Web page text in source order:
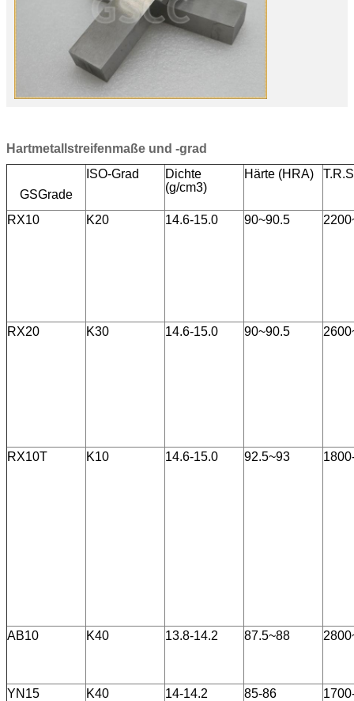
Hartmetallstreifenmaße und -grad
GSGrade
ISO-Grad
Dichte
(g/cm3)
Härte (HRA)
RX10 K20 14.6-15.0 90~90.5
RX20 K30 14.6-15.0 90~90.5
RX10T K10 14.6-15.0 92.5~93
AB10 K40 13.8-14.2 87.5~88
YN15 K40 14-14.2 85-86